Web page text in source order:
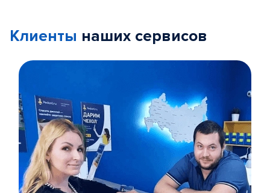
Клиенты наших сервисов